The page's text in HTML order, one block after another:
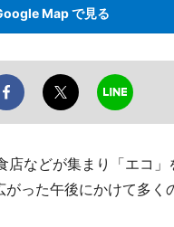
Map で見る
などが集まり「エコ
った午後にかけて多く